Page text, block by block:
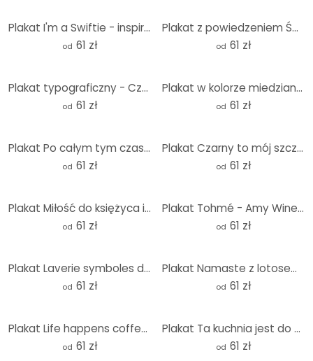
Plakat I'm a Swiftie - inspirowany Taylor Swift
od 61 zł
Plakat z powiedzeniem Śmieszna kapibara - Powiedzenie z życia kapibary
od 61 zł
Plakat typograficzny - Cześć - Powiedzenie dla strefy wejściowej
od 61 zł
Plakat w kolorze miedzianym - Prada Marfa
od 61 zł
Plakat Po całym tym czasie
od 61 zł
Plakat Czarny to mój szczęśliwy kolor
od 61 zł
Plakat Miłość do księżyca i z powrotem
od 61 zł
Plakat Tohmé - Amy Winehouse: Rehab
od 61 zł
Plakat Laverie symboles d'entretien
od 61 zł
Plakat Namaste z lotosem - Treechild
od 61 zł
Plakat Life happens coffee pomaga
od 61 zł
Plakat Ta kuchnia jest do tańczenia - Ohkimiko
od 61 zł